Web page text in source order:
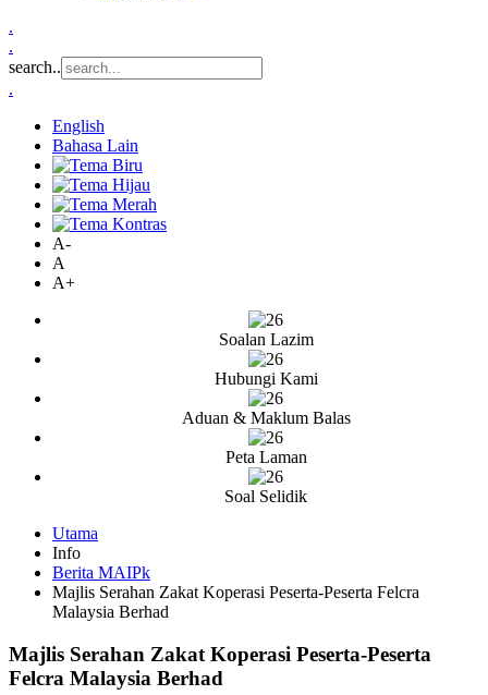
.
.
search..
.
English
Bahasa Lain
A-
A
A+
Soalan Lazim
Hubungi Kami
Aduan & Maklum Balas
Peta Laman
Soal Selidik
Utama
Info
Berita MAIPk
Majlis Serahan Zakat Koperasi Peserta-Peserta Felcra
Malaysia Berhad
Majlis Serahan Zakat Koperasi Peserta-Peserta
Felcra Malaysia Berhad